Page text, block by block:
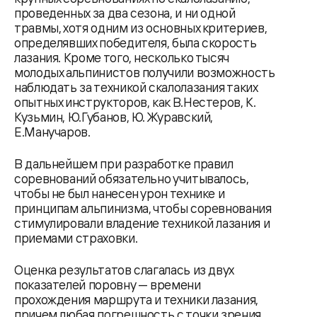
проведенных за два сезона, и ни одной
травмы, хотя одним из основных критериев,
определявших победителя, была скорость
лазания. Кроме того, несколько тысяч
молодых альпинистов получили возможность
наблюдать за техникой скалолазания таких
опытных инструкторов, как В.Нестеров, К.
Кузьмин, Ю.Губанов, Ю. Журавский,
Е.Манучаров.
В дальнейшем при разработке правил
соревнований обязательно учитывалось,
чтобы не был нанесен урон технике и
принципам альпинизма, чтобы соревнования
стимулировали владение техникой лазания и
приемами страховки.
Оценка результатов слагалась из двух
показателей поровну — времени
прохождения маршрута и техники лазания,